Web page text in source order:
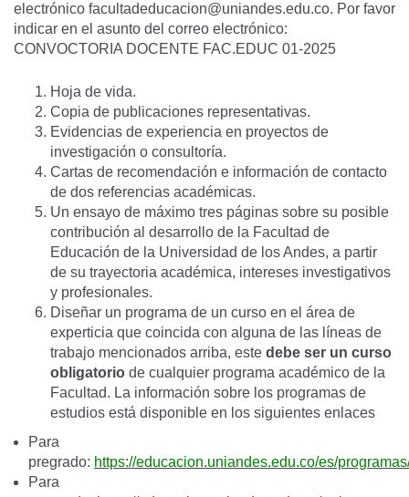
electrónico facultadeducacion@uniandes.edu.co. Por favor
indicar en el asunto del correo electrónico:
CONVOCTORIA DOCENTE FAC.EDUC 01-2025
Hoja de vida.
Copia de publicaciones representativas.
Evidencias de experiencia en proyectos de
investigación o consultoría.
Cartas de recomendación e información de contacto
de dos referencias académicas.
Un ensayo de máximo tres páginas sobre su posible
contribución al desarrollo de la Facultad de
Educación de la Universidad de los Andes, a partir
de su trayectoria académica, intereses investigativos
y profesionales.
Diseñar un programa de un curso en el área de
experticia que coincida con alguna de las líneas de
trabajo mencionados arriba, este debe ser un curso
obligatorio de cualquier programa académico de la
Facultad. La información sobre los programas de
estudios está disponible en los siguientes enlaces
Para
pregrado: https://educacion.uniandes.edu.co/es/
Para